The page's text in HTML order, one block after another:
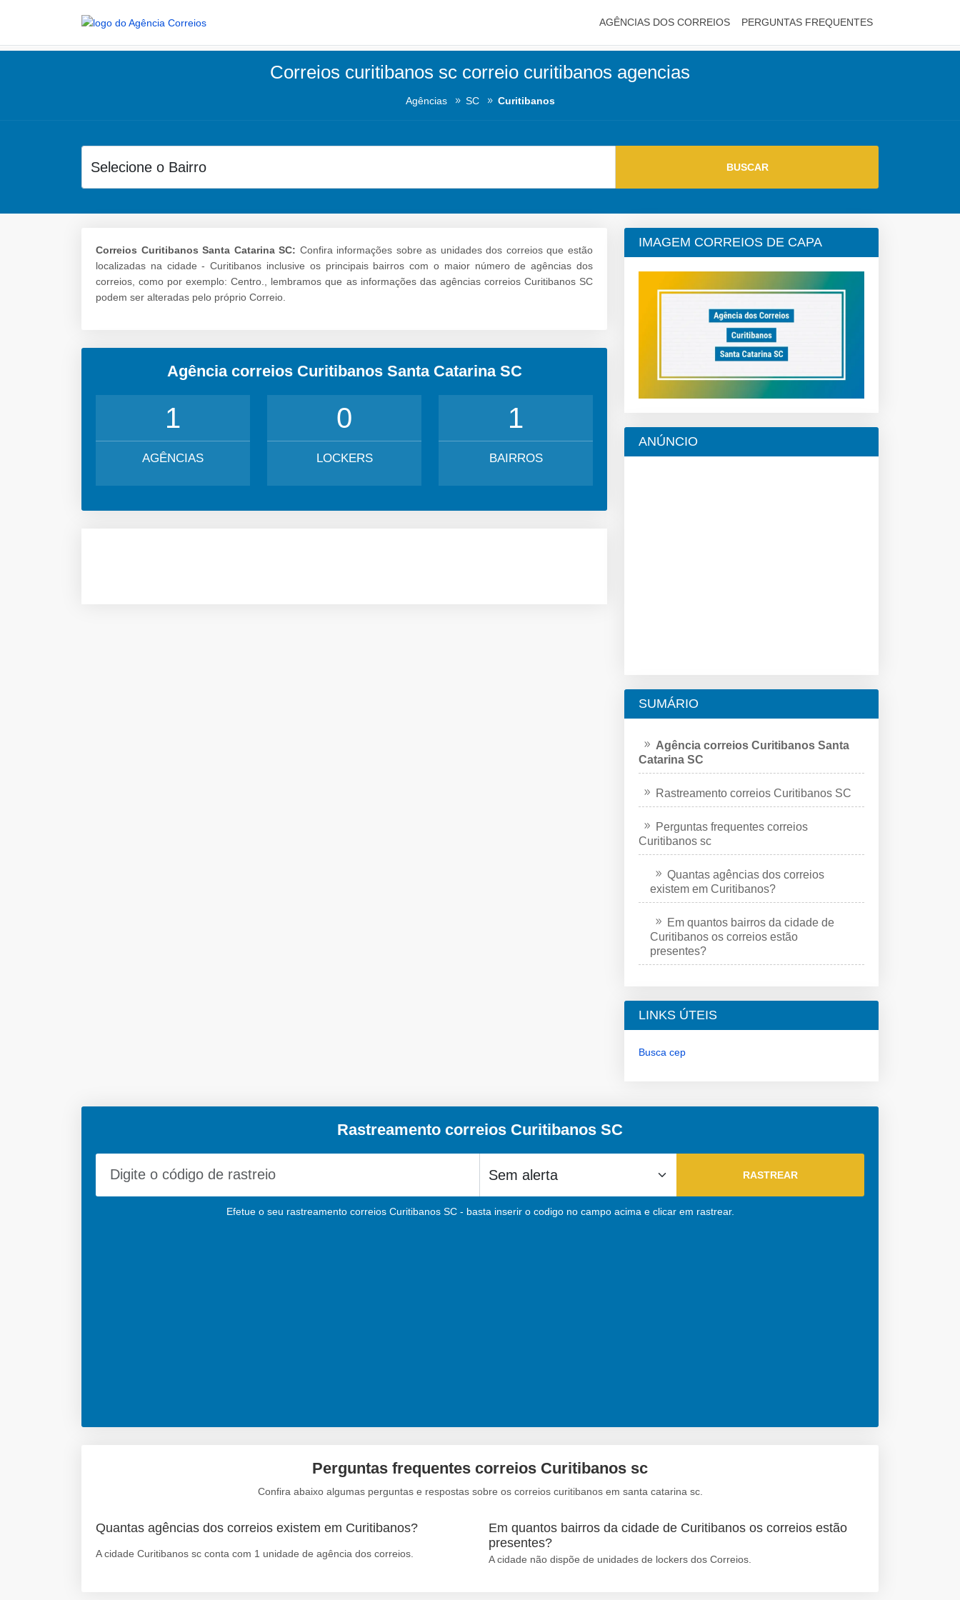
AGÊNCIAS DOS CORREIOS PERGUNTAS FREQUENTES
Correios curitibanos sc correio curitibanos agencias
Agências SC Curitibanos
Correios Curitibanos Santa Catarina SC: Confira informações sobre as unidades dos correios que estão
localizadas na cidade - Curitibanos inclusive os principais bairros com o maior número de agências dos
correios, como por exemplo: Centro., lembramos que as informações das agências correios Curitibanos SC
podem ser alteradas pelo próprio Correio.
Agência correios Curitibanos Santa Catarina SC
1
AGÊNCIAS
0
LOCKERS
1
BAIRROS
IMAGEM CORREIOS DE CAPA
ANÚNCIO
SUMÁRIO
Agência correios Curitibanos Santa
Catarina SC
Rastreamento correios Curitibanos SC
Perguntas frequentes correios
Curitibanos sc
Quantas agências dos correios
existem em Curitibanos?
Em quantos bairros da cidade de
Curitibanos os correios estão
presentes?
LINKS ÚTEIS
Busca cep
Rastreamento correios Curitibanos SC
Efetue o seu rastreamento correios Curitibanos SC - basta inserir o codigo no campo acima e clicar em rastrear.
Perguntas frequentes correios Curitibanos sc
Confira abaixo algumas perguntas e respostas sobre os correios curitibanos em santa catarina sc.
Quantas agências dos correios existem em Curitibanos?
A cidade Curitibanos sc conta com 1 unidade de agência dos correios.
Em quantos bairros da cidade de Curitibanos os correios estão
presentes?
A cidade não dispõe de unidades de lockers dos Correios.